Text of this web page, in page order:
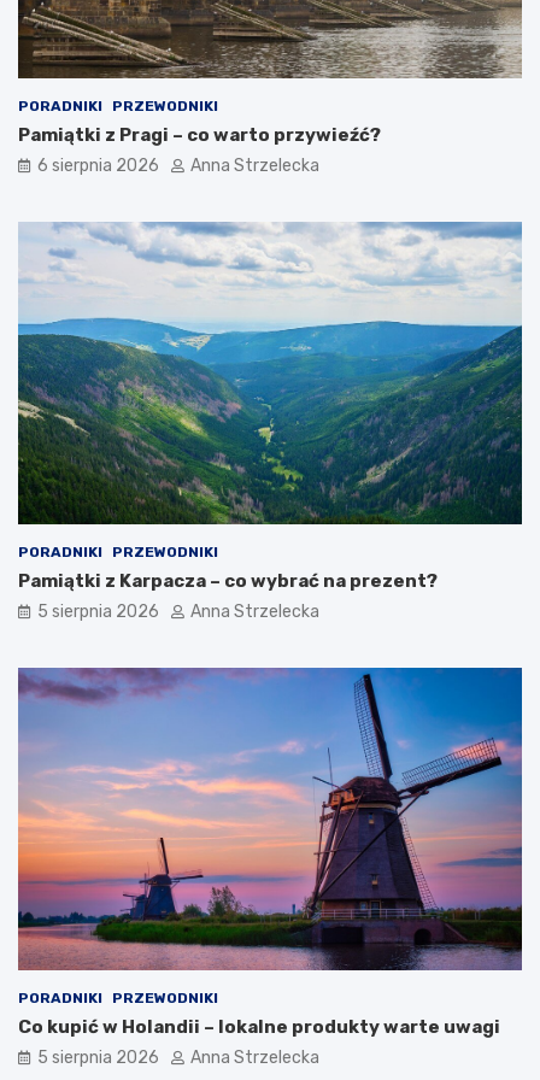
n
a
iPORADNIKI PRZEWODNIKI
Pamiątki z Pragi – co warto przywieźć?
6 sierpnia 2026 Anna Strzelecka
PORADNIKI PRZEWODNIKI
Pamiątki z Karpacza – co wybrać na prezent?
5 sierpnia 2026 Anna Strzelecka
PORADNIKI PRZEWODNIKI
Co kupić w Holandii – lokalne produkty warte uwagi
5 sierpnia 2026 Anna Strzelecka